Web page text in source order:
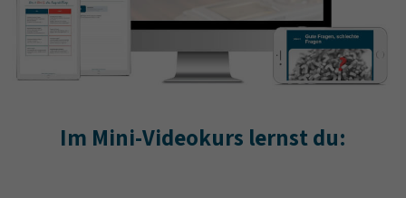
Im Mini-Videokurs lernst du: